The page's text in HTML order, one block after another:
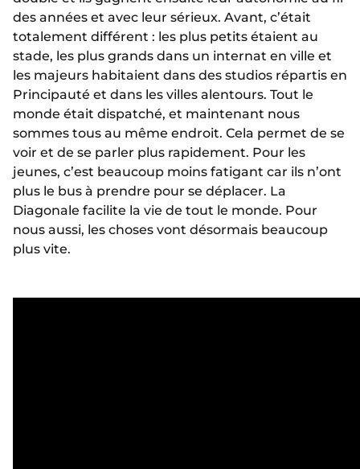
des années et avec leur sérieux. Avant, c’était
totalement différent : les plus petits étaient au
stade, les plus grands dans un internat en ville et
les majeurs habitaient dans des studios répartis en
Principauté et dans les villes alentours. Tout le
monde était dispatché, et maintenant nous
sommes tous au même endroit. Cela permet de se
voir et de se parler plus rapidement. Pour les
jeunes, c’est beaucoup moins fatigant car ils n’ont
plus le bus à prendre pour se déplacer. La
Diagonale facilite la vie de tout le monde. Pour
nous aussi, les choses vont désormais beaucoup
plus vite.